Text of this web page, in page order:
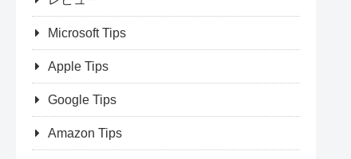
Microsoft Tips
Apple Tips
Google Tips
Amazon Tips